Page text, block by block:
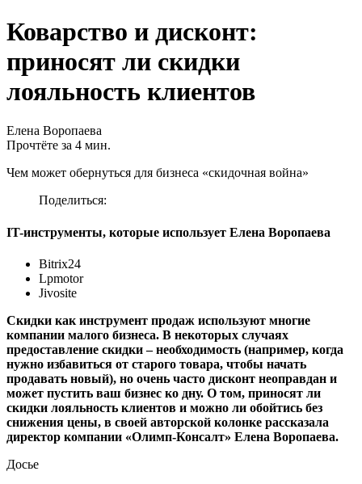
Коварство и дисконт:
приносят ли скидки
лояльность клиентов
Елена Воропаева
Прочтёте за 4 мин.
Чем может обернуться для бизнеса «скидочная война»
Поделиться:
IT-инструменты, которые использует Елена Воропаева
Bitrix24
Lpmotor
Jivosite
Скидки как инструмент продаж используют многие
компании малого бизнеса. В некоторых случаях
предоставление скидки – необходимость (например, когда
нужно избавиться от старого товара, чтобы начать
продавать новый), но очень часто дисконт неоправдан и
может пустить ваш бизнес ко дну. О том, приносят ли
скидки лояльность клиентов и можно ли обойтись без
снижения цены, в своей авторской колонке рассказала
директор компании «Олимп-Консалт» Елена Воропаева.
Досье